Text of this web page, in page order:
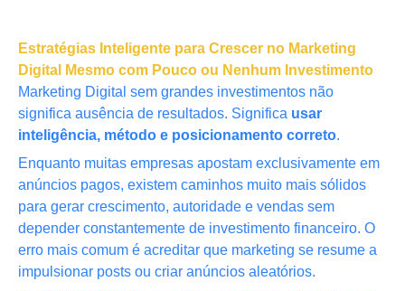
Estratégias Inteligente para Crescer no Marketing
Digital Mesmo com Pouco ou Nenhum Investimento
Marketing Digital sem grandes investimentos não
significa ausência de resultados. Significa usar
inteligência, método e posicionamento correto.
Enquanto muitas empresas apostam exclusivamente em
anúncios pagos, existem caminhos muito mais sólidos
para gerar crescimento, autoridade e vendas sem
depender constantemente de investimento financeiro. O
erro mais comum é acreditar que marketing se resume a
impulsionar posts ou criar anúncios aleatórios.